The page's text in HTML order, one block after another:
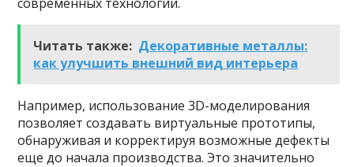
Читать также: Декоративные металлы:
как улучшить внешний вид интерьера
Например, использование 3D-моделирования
позволяет создавать виртуальные прототипы,
обнаруживая и корректируя возможные дефекты
еще до начала производства. Это значительно